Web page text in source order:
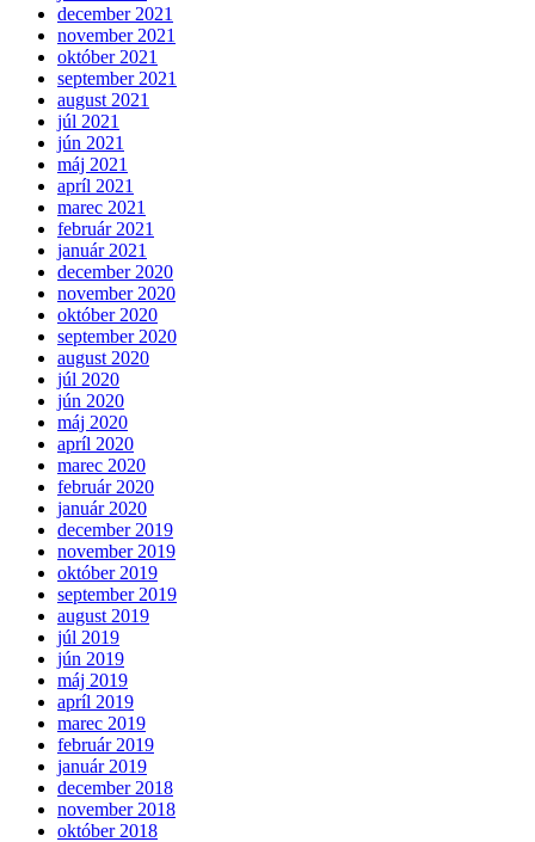
december 2021
november 2021
október 2021
september 2021
august 2021
júl 2021
jún 2021
máj 2021
apríl 2021
marec 2021
február 2021
január 2021
december 2020
november 2020
október 2020
september 2020
august 2020
júl 2020
jún 2020
máj 2020
apríl 2020
marec 2020
február 2020
január 2020
december 2019
november 2019
október 2019
september 2019
august 2019
júl 2019
jún 2019
máj 2019
apríl 2019
marec 2019
február 2019
január 2019
december 2018
november 2018
október 2018